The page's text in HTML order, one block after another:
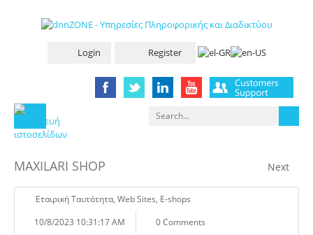
Login Register
Next
MAXILARI SHOP
Eταιρική Tαυτότητα, Web Sites, E-shops
10/8/2023 10:31:17 AM
0 Comments